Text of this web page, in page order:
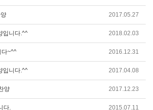
2017.05.27
입니다.^^ 2018.02.03
다~^^ 2016.12.31
입니다.^^ 2017.04.08
양 2017.12.23
다. 2015.07.11